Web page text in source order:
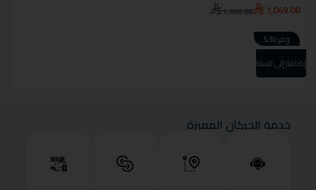
1,500.00 1,049.00
وفر 30%
إضافة إلى السلة
خدمة الحركان المميزة